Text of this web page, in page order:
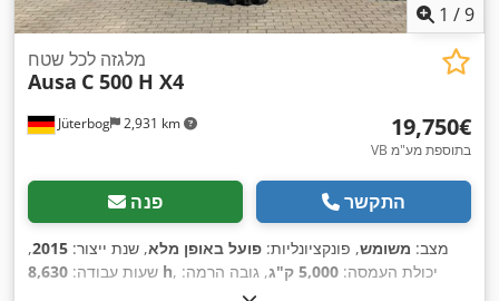
1 /9
Jüterbog 2,931 km
מלגזה לכל שטח
Ausa C 500 H X4
‏19,750 ‏€
VB בתוספת מע"מ
פנה התקשר
מצב: משומש, פונקציונליות: פועל באופן מלא, שנת ייצור: 2015
,
שעות עבודה: 8,630 h , יכולת העמסה: 5,000 ק"ג
, גובה הרמה:
, הרמה חופשית:100 מ"מ